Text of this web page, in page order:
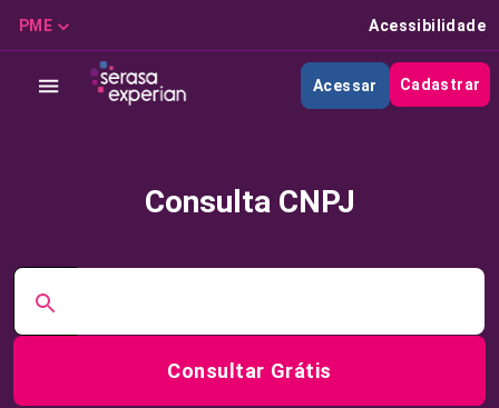
PME Acessibilidade
Acessar Cadastrar
Consulta CNPJ
Consultar Grátis